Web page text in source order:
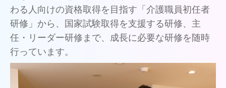
わる人向けの資格取得を目指す「介護職員初任者
研修」から、国家試験取得を支援する研修、主
任・リーダー研修まで、成長に必要な研修を随時
行っています。